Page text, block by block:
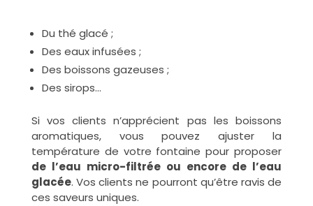
Du thé glacé ;
Des eaux infusées ;
Des boissons gazeuses ;
Des sirops…
Si vos clients n’apprécient pas les boissons
aromatiques, vous pouvez ajuster la
température de votre fontaine pour proposer
de l’eau micro-filtrée ou encore de l’eau
glacée. Vos clients ne pourront qu’être ravis de
ces saveurs uniques.